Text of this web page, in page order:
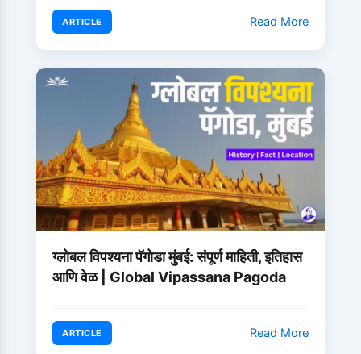
ARTICLE Read More
ग्लोबल विपश्यना पॅगोडा मुंबई: संपूर्ण माहिती, इतिहास
आणि वेळ | Global Vipassana Pagoda
ARTICLE Read More